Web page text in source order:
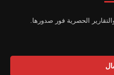
الحصرية فور صدورها.